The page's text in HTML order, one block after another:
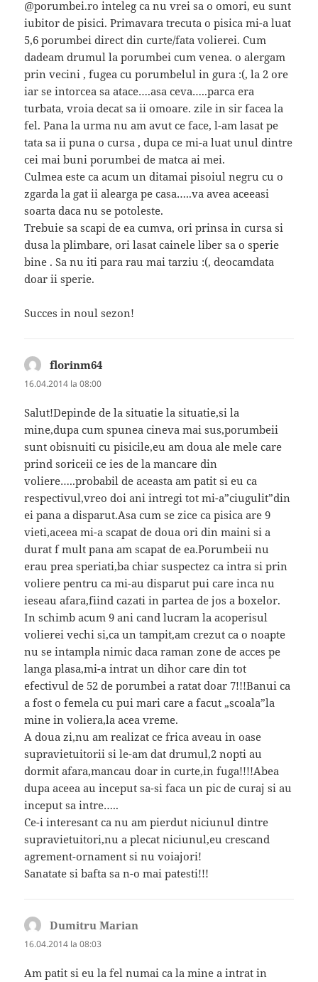
@porumbei.ro inteleg ca nu vrei sa o omori, eu sunt
iubitor de pisici. Primavara trecuta o pisica mi-a luat
5,6 porumbei direct din curte/fata volierei. Cum
dadeam drumul la porumbei cum venea. o alergam
prin vecini , fugea cu porumbelul in gura :(, la 2 ore
iar se intorcea sa atace….asa ceva…..parca era
turbata, vroia decat sa ii omoare. zile in sir facea la
fel. Pana la urma nu am avut ce face, l-am lasat pe
tata sa ii puna o cursa , dupa ce mi-a luat unul dintre
cei mai buni porumbei de matca ai mei.
Culmea este ca acum un ditamai pisoiul negru cu o
zgarda la gat ii alearga pe casa…..va avea aceeasi
soarta daca nu se potoleste.
Trebuie sa scapi de ea cumva, ori prinsa in cursa si
dusa la plimbare, ori lasat cainele liber sa o sperie
bine . Sa nu iti para rau mai tarziu :(, deocamdata
doar ii sperie.
Succes in noul sezon!
florinm64
16.04.2014 la 08:00
Salut!Depinde de la situatie la situatie,si la
mine,dupa cum spunea cineva mai sus,porumbeii
sunt obisnuiti cu pisicile,eu am doua ale mele care
prind soriceii ce ies de la mancare din
voliere…..probabil de aceasta am patit si eu ca
respectivul,vreo doi ani intregi tot mi-a”ciugulit”din
ei pana a disparut.Asa cum se zice ca pisica are 9
vieti,aceea mi-a scapat de doua ori din maini si a
durat f mult pana am scapat de ea.Porumbeii nu
erau prea speriati,ba chiar suspectez ca intra si prin
voliere pentru ca mi-au disparut pui care inca nu
ieseau afara,fiind cazati in partea de jos a boxelor.
In schimb acum 9 ani cand lucram la acoperisul
volierei vechi si,ca un tampit,am crezut ca o noapte
nu se intampla nimic daca raman zone de acces pe
langa plasa,mi-a intrat un dihor care din tot
efectivul de 52 de porumbei a ratat doar 7!!!Banui ca
a fost o femela cu pui mari care a facut „scoala”la
mine in voliera,la acea vreme.
A doua zi,nu am realizat ce frica aveau in oase
supravietuitorii si le-am dat drumul,2 nopti au
dormit afara,mancau doar in curte,in fuga!!!!Abea
dupa aceea au inceput sa-si faca un pic de curaj si au
inceput sa intre…..
Ce-i interesant ca nu am pierdut niciunul dintre
supravietuitori,nu a plecat niciunul,eu crescand
agrement-ornament si nu voiajori!
Sanatate si bafta sa n-o mai patesti!!!
Dumitru Marian
16.04.2014 la 08:03
Am patit si eu la fel numai ca la mine a intrat in